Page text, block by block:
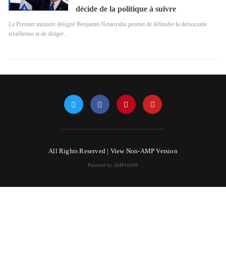
décide de la politique à suivre
Le Premier ministre désigné Benjamin Netanyahu promet de défendre la démocratie
israélienne et de diriger…
All Rights Reserved | View Non-AMP Version
Powered by AMPforWP